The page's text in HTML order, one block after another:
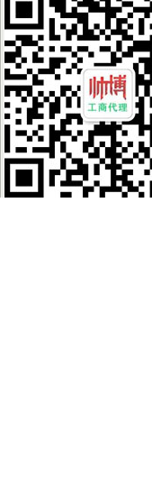
因本人怀孕,急转让一张
北京兰迪花卉精品有限公
欢乐举办加洲DIY风筝购
重庆有哪些宠物店,分别在
【加洲七街健身卡两年卡
加洲光3月29日举办多层现
世检检测优惠专业办理电
2018北美洲旅游攻略,北美
2018北美洲旅游攻略,北美
万事通_新浪新闻
[求助]我老婆发了疯似的要
舞台、电视、电影、摄影
外高桥办理加洲啤酒进口
加洲光新动态：3月29日
中方县成立“农投”公司葡
深圳世检检测实验室专业
【全季酒店（厦门会展中
美国东西海岸11日跟团游
【食品办理产品标准备案
关于做好1263户外商投